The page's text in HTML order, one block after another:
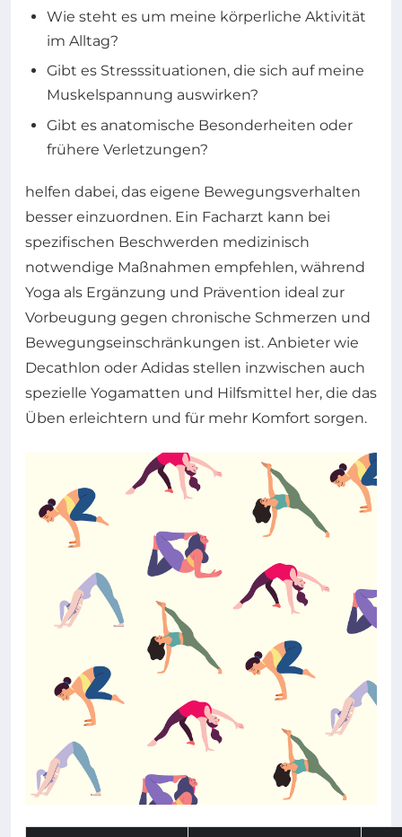
Wie steht es um meine körperliche Aktivität
im Alltag?
Gibt es Stresssituationen, die sich auf meine
Muskelspannung auswirken?
Gibt es anatomische Besonderheiten oder
frühere Verletzungen?
helfen dabei, das eigene Bewegungsverhalten
besser einzuordnen. Ein Facharzt kann bei
spezifischen Beschwerden medizinisch
notwendige Maßnahmen empfehlen, während
Yoga als Ergänzung und Prävention ideal zur
Vorbeugung gegen chronische Schmerzen und
Bewegungseinschränkungen ist. Anbieter wie
Decathlon oder Adidas stellen inzwischen auch
spezielle Yogamatten und Hilfsmittel her, die das
Üben erleichtern und für mehr Komfort sorgen.